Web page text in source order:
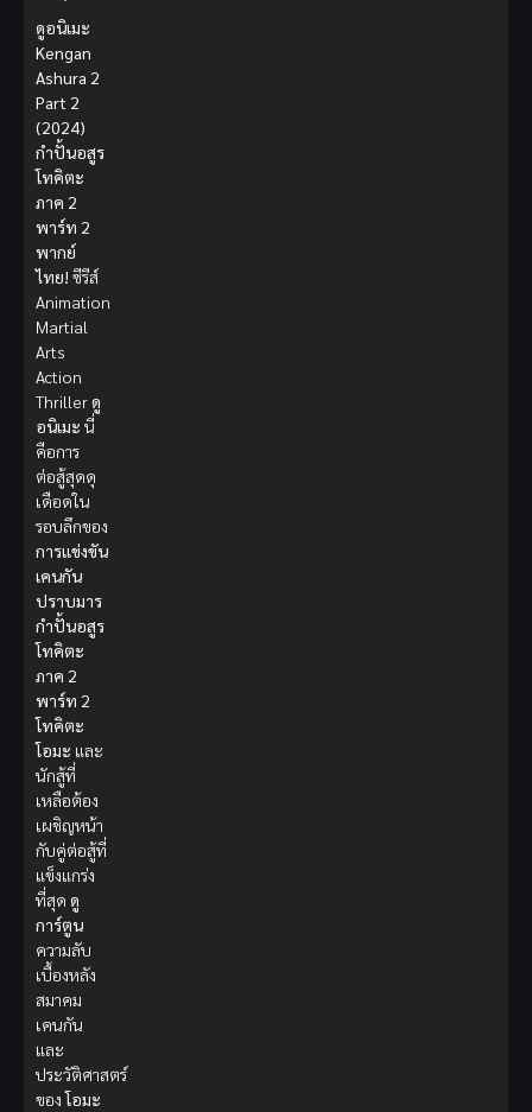
ดูอนิเมะ
Kengan
Ashura 2
Part 2
(2024)
กำปั้นอสูร
โทคิตะ
ภาค 2
พาร์ท 2
พากย์
ไทย! ซีรีส์
Animation
Martial
Arts
Action
Thrillerดู
อนิเมะ นี่
คือการ
ต่อสู้สุดดุ
เดือดใน
รอบลึกของ
การแข่งขัน
เคนกัน
ปราบมาร
กำปั้นอสูร
โทคิตะ
ภาค 2
พาร์ท 2
โทคิตะ
โอมะ และ
นักสู้ที่
เหลือต้อง
เผชิญหน้า
กับคู่ต่อสู้ที่
แข็งแกร่ง
ที่สุด ดู
การ์ตูน
ความลับ
เบื้องหลัง
สมาคม
เคนกัน
และ
ประวัติศาสตร์
ของโอมะ